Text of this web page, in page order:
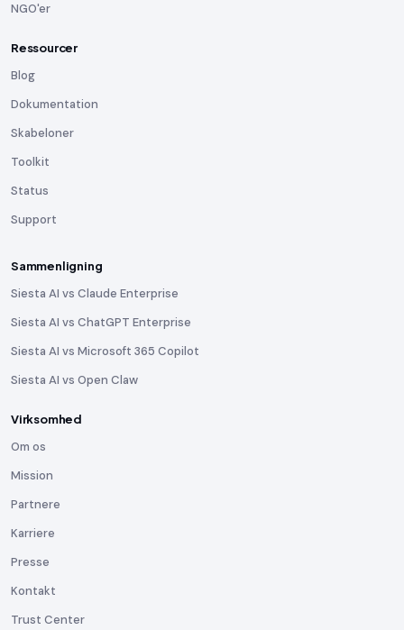
NGO'er
Ressourcer
Blog
Dokumentation
Skabeloner
Toolkit
Status
Support
Sammenligning
Siesta AI vs Claude Enterprise
Siesta AI vs ChatGPT Enterprise
Siesta AI vs Microsoft 365 Copilot
Siesta AI vs Open Claw
Virksomhed
Om os
Mission
Partnere
Karriere
Presse
Kontakt
Trust Center